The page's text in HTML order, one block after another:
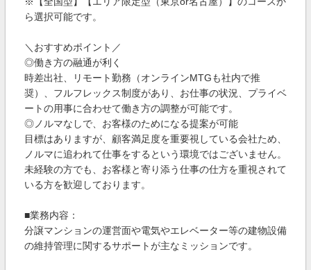
ら選択可能です。
＼おすすめポイント／
◎働き方の融通が利く
時差出社、リモート勤務（オンラインMTGも社内で推
奨）、フルフレックス制度があり、お仕事の状況、プライベ
ートの用事に合わせて働き方の調整が可能です。
◎ノルマなしで、お客様のためになる提案が可能
目標はありますが、顧客満足度を重要視している会社ため、
ノルマに追われて仕事をするという環境ではございません。
未経験の方でも、お客様と寄り添う仕事の仕方を重視されて
いる方を歓迎しております。
■業務内容：
分譲マンションの運営面や電気やエレベーター等の建物設備
の維持管理に関するサポートが主なミッションです。